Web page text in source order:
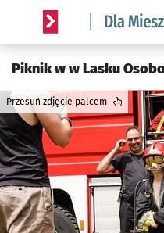
Serwis informacyjny
Piknik w w Lasku
Przesuń zdjęcie palcem